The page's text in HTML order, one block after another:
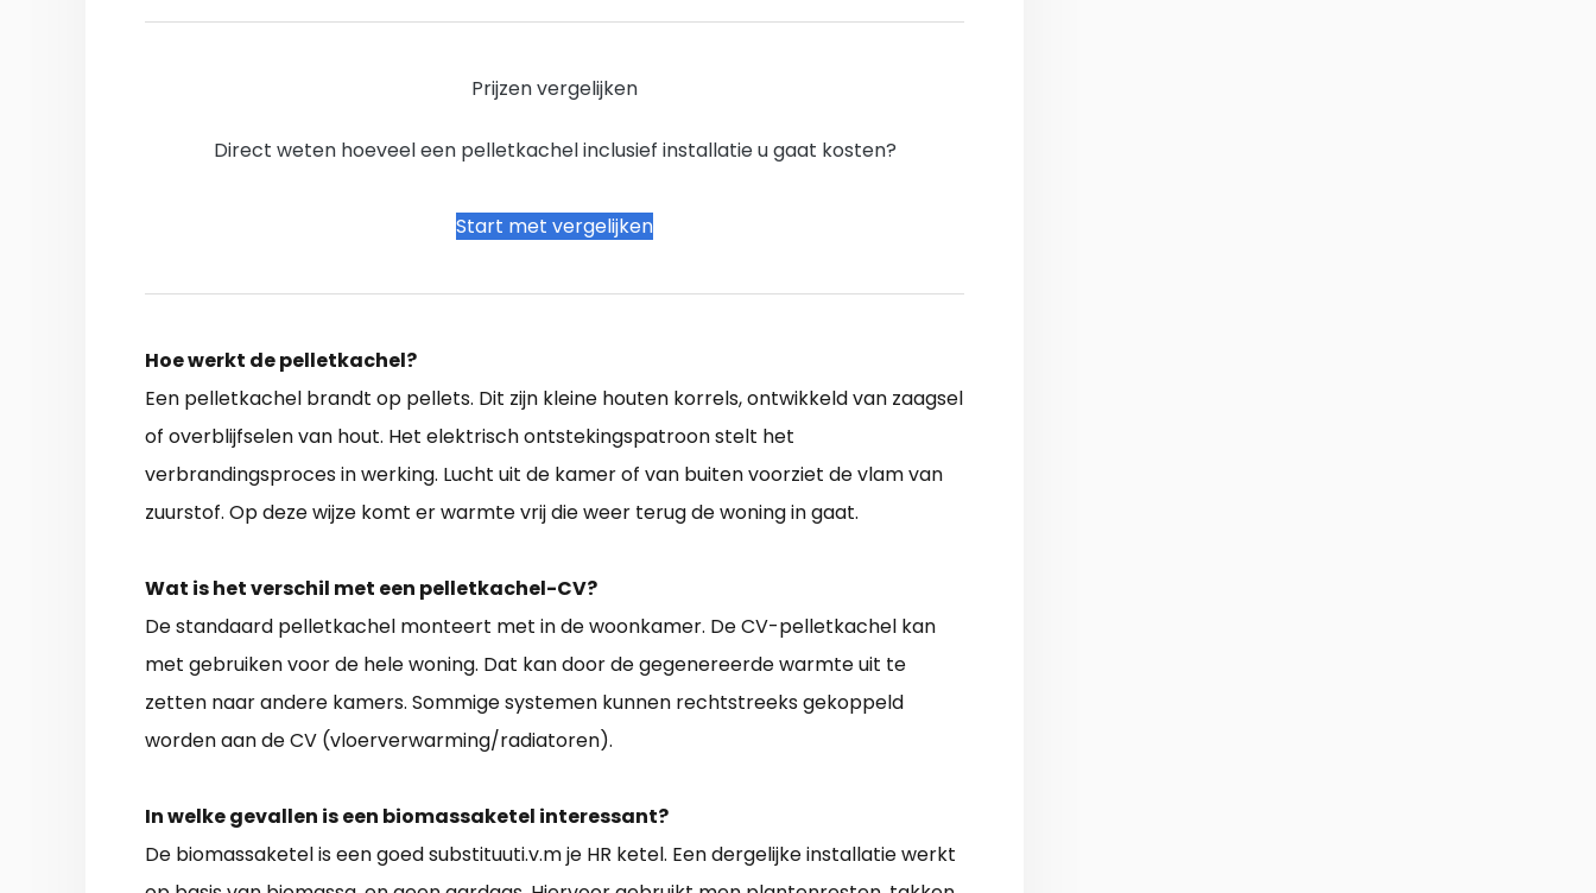
Prijzen vergelijken
Direct weten hoeveel een pelletkachel inclusief installatie u gaat kosten?
Start met vergelijken
Hoe werkt de pelletkachel?
Een pelletkachel brandt op pellets. Dit zijn kleine houten korrels, ontwikkeld van zaagsel
of overblijfselen van hout. Het elektrisch ontstekingspatroon stelt het
verbrandingsproces in werking. Lucht uit de kamer of van buiten voorziet de vlam van
zuurstof. Op deze wijze komt er warmte vrij die weer terug de woning in gaat.
Wat is het verschil met een pelletkachel-CV?
De standaard pelletkachel monteert met in de woonkamer. De CV-pelletkachel kan
met gebruiken voor de hele woning. Dat kan door de gegenereerde warmte uit te
zetten naar andere kamers. Sommige systemen kunnen rechtstreeks gekoppeld
worden aan de CV (vloerverwarming/radiatoren).
In welke gevallen is een biomassaketel interessant?
De biomassaketel is een goed substituuti.v.m je HR ketel. Een dergelijke installatie werkt